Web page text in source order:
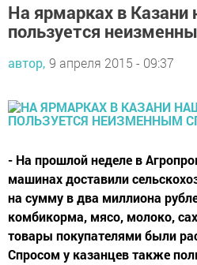
На ярмарках в Казани
пользуется
автор, 9 апреля 2015 - 09:37
- На прошлой неделе в
машинах доставили
на сумму в два миллиона
комбикорма, мясо, молоко,
товары покупателями были
Спросом у казанцев также